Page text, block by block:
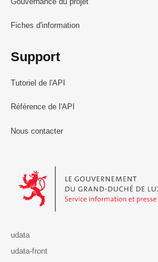
Fiches d'information
Support
Tutoriel de l'API
Référence de l'API
Nous contacter
Le Gouvernement du Grand-Duché
udata
udata-front